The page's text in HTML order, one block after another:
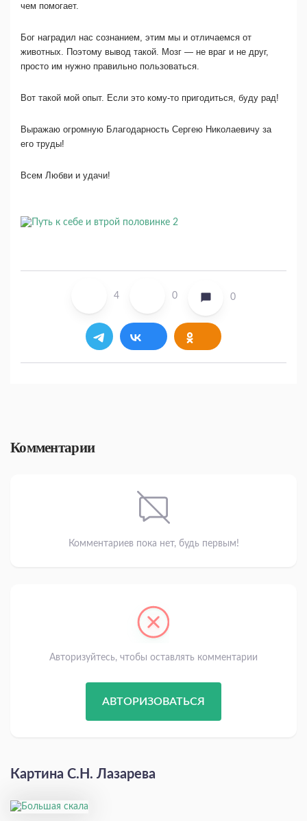
чем помогает.
Бог наградил нас сознанием, этим мы и отличаемся от
животных. Поэтому вывод такой. Мозг — не враг и не друг,
просто им нужно правильно пользоваться.
Вот такой мой опыт. Если это кому-то пригодиться, буду рад!
Выражаю огромную Благодарность Сергею Николаевичу за
его труды!
Всем Любви и удачи!
4 0 0
Комментарии
Комментариев пока нет, будь первым!
Авторизуйтесь, чтобы оставлять комментарии
АВТОРИЗОВАТЬСЯ
Картина С.Н. Лазарева